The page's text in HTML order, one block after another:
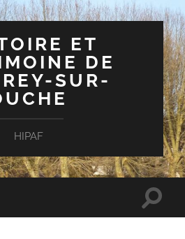
ET
DE
SUR-
HIPAF
Toggle